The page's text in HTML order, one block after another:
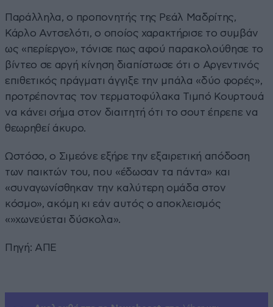
Παράλληλα, ο προπονητής της Ρεάλ Μαδρίτης,
Κάρλο Αντσελότι, ο οποίος χαρακτήρισε το συμβάν
ως «περίεργο», τόνισε πως αφού παρακολούθησε το
βίντεο σε αργή κίνηση διαπίστωσε ότι ο Αργεντινός
επιθετικός πράγματι άγγιξε την μπάλα «δύο φορές»,
προτρέποντας τον τερματοφύλακα Τιμπό Κουρτουά
να κάνει σήμα στον διαιτητή ότι το σουτ έπρεπε να
θεωρηθεί άκυρο.
Ωστόσο, ο Σιμεόνε εξήρε την εξαιρετική απόδοση
των παικτών του, που «έδωσαν τα πάντα» και
«συναγωνίσθηκαν την καλύτερη ομάδα στον
κόσμο», ακόμη κι εάν αυτός ο αποκλεισμός
«»χωνεύεται δύσκολα».
Πηγή: ΑΠΕ